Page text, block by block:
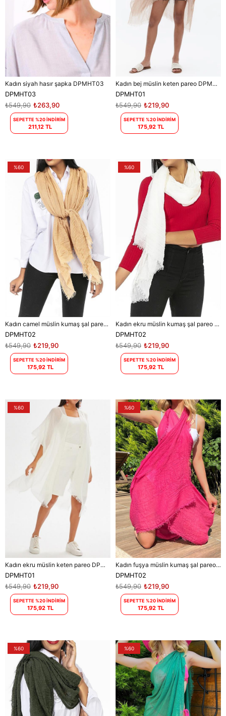
Kadın siyah hasır şapka DPMHT03
DPMHT03
₺263,90
₺549,90
SEPETTE %20 İNDİRİM
211,12 TL
Kadın bej müslin keten pareo DPMHT01
DPMHT01
₺219,90
₺549,90
SEPETTE %20 İNDİRİM
175,92 TL
Kadın camel müslin kumaş şal pareo DPMHT02
DPMHT02
₺219,90
₺549,90
SEPETTE %20 İNDİRİM
175,92 TL
%60
Kadın ekru müslin kumaş şal pareo DPMHT02
DPMHT02
₺219,90
₺549,90
SEPETTE %20 İNDİRİM
175,92 TL
%60
Kadın ekru müslin keten pareo DPMHT01
DPMHT01
₺219,90
₺549,90
SEPETTE %20 İNDİRİM
175,92 TL
%60
Kadın fuşya müslin kumaş şal pareo DPMHT02
DPMHT02
₺219,90
₺549,90
SEPETTE %20 İNDİRİM
175,92 TL
%60
%60 %60